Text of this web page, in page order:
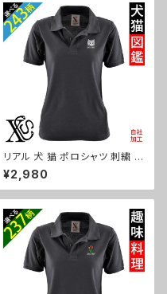
藤 羽 菱 唐花 木瓜 蔦 桐 ロゴ
スカル ori-a-bg173-b07-s
リアル 犬 猫 ポロシャツ 刺繍 プ
レゼント 半袖 レディース オリジ
ナル 無地 ワンポイント ロゴ お
しゃれ ゴルフ 吸汗速乾 黒 紺 母
ズー シュナウザー パグ フレンチ
ブルドッグ X-CLOTHES 猫図
鑑 犬図鑑 ori-aw-poh2-b10
-s
¥2,980